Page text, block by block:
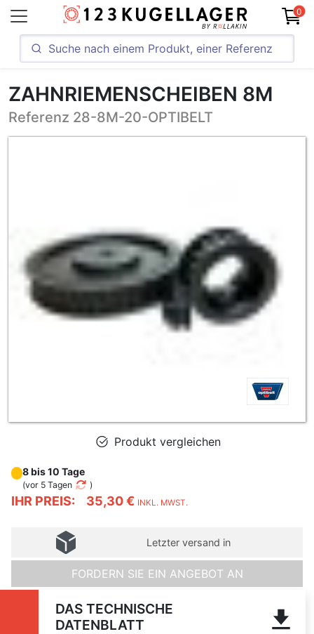
0
ZAHNRIEMENSCHEIBEN 8M
Referenz 28-8M-20-OPTIBELT
Produkt vergleichen
IHR PREIS: 35,30 € INKL. MWST.
8 bis 10 Tage
(vor 5 Tagen )
Letzter versand in
FORDERN SIE EIN ANGEBOT AN
DAS TECHNISCHE
DATENBLATT